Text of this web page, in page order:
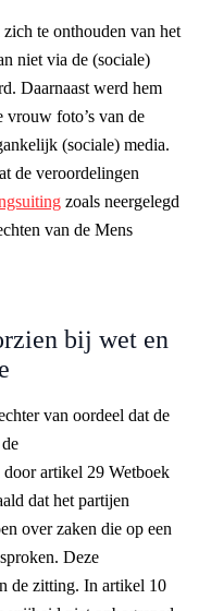
te onthouden van het
niet via de (sociale)
Daarnaast werd hem
vrouw foto’s van de
(sociale) media.
de veroordelingen
zoals neergelegd
van de Mens
bij wet en
van oordeel dat de
door artikel 29 Wetboek
dat het partijen
over zaken die op een
Deze
de zitting. In artikel 10